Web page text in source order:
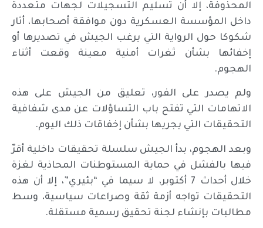
المحذوفة، إلا أن تسليم التسجيلات لجهات متعددة
داخل المؤسسة العسكرية دون موافقة أصحابها، أثار
شكوكا حول الرواية التي يرغب الجيش في تصديرها أو
إخفائها بشأن ثغرات أمنية معينة وقعت أثناء
الهجوم.
ولم يصدر على الفور، تعليق من الجيش على هذه
الاتهامات التي تفتح باب التساؤلات عن مدى شفافية
التحقيقات التي يجريها بشأن إخفاقات ذلك اليوم.
وبعد الهجوم، بدأ الجيش سلسلة تحقيقات داخلية أقرّ
فيها بالفشل في حماية المستوطنات المحاذية لغزة
خلال أحداث 7 أكتوبر، لا سيما في “بئيري”، إلا أن هذه
التحقيقات تواجه أزمة ثقة وصراعات سياسية، وسط
مطالبات بإنشاء لجنة تحقيق رسمية مستقلة.